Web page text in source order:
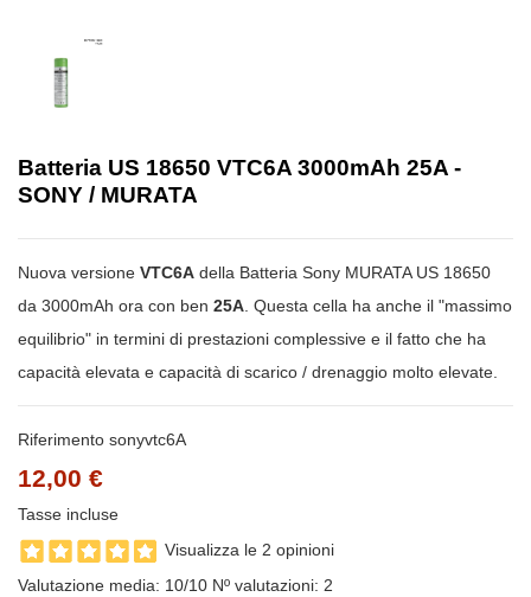
Batteria US 18650 VTC6A 3000mAh 25A -
SONY / MURATA
Nuova versione VTC6A della Batteria Sony MURATA US 18650
da 3000mAh ora con ben 25A. Questa cella ha anche il "massimo
equilibrio" in termini di prestazioni complessive e il fatto che ha
capacità elevata e capacità di scarico / drenaggio molto elevate.
Riferimento sonyvtc6A
12,00 €
Tasse incluse
Visualizza le 2 opinioni
Valutazione media: 10/10 Nº valutazioni: 2